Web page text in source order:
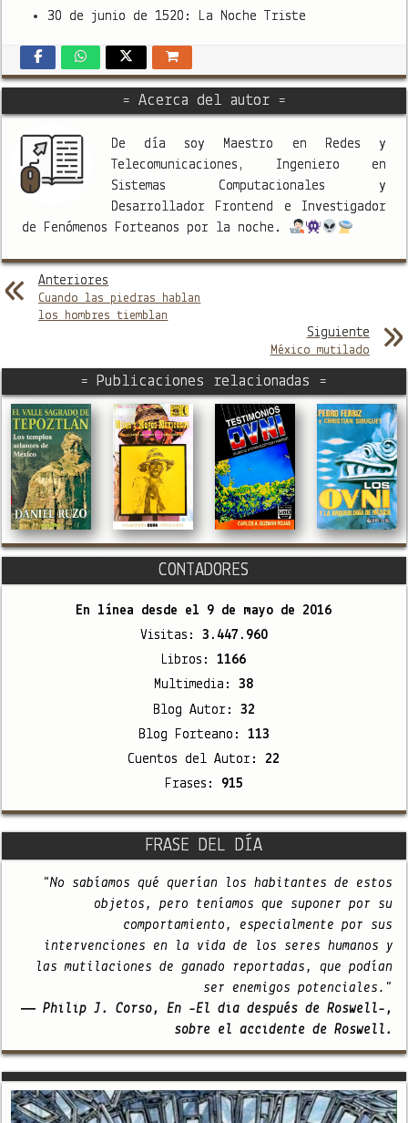
30 de junio de 1520: La Noche Triste
= Acerca del autor =
De día soy Maestro en Redes y
Telecomunicaciones, Ingeniero en
Sistemas Computacionales y
Desarrollador Frontend e Investigador
de Fenómenos Forteanos por la noche.
Anteriores
Cuando las piedras hablan
los hombres tiemblan
Siguiente
México mutilado
= Publicaciones relacionadas =
CONTADORES
En línea desde el 9 de mayo de 2016
Visitas: 3.447.960
Libros:1166
Multimedia:38
Blog Autor: 32
Blog Forteano: 113
Cuentos del Autor: 22
Frases: 915
FRASE DEL DÍA
"No sabíamos qué querían los habitantes de estos
objetos, pero teníamos que suponer por su
comportamiento, especialmente por sus
intervenciones en la vida de los seres humanos y
las mutilaciones de ganado reportadas, que podían
ser enemigos potenciales."
— Philip J. Corso, En -El día después de Roswell-,
sobre el accidente de Roswell.